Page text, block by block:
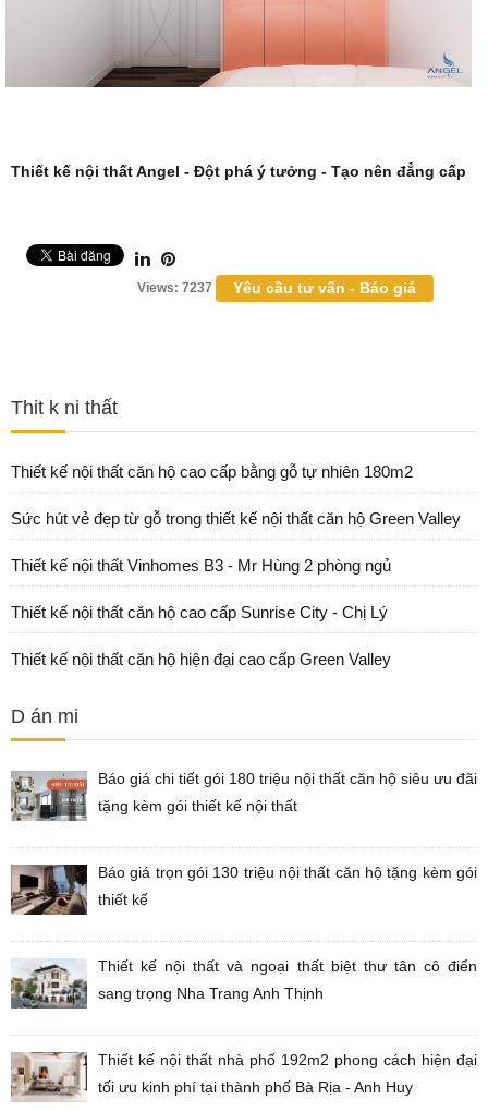
Thiết kế nội thấtAngel - Đột phá ý tưởng - Tạo nên đẳng cấp
Views: 7237 Yêu cầu tư vấn - Báo giá
Thit k ni thất
Thiết kế nội thất căn hộ cao cấp bằng gỗ tự nhiên 180m2
Sức hút vẻ đẹp từ gỗ trong thiết kế nội thất căn hộ Green Valley
Thiết kế nội thất Vinhomes B3 - Mr Hùng 2 phòng ngủ
Thiết kế nội thất căn hộ cao cấp Sunrise City - Chị Lý
Thiết kế nội thất căn hộ hiện đại cao cấp Green Valley
D án mi
Báo giá chi tiết gói 180 triệu nội thất căn hộ siêu ưu đãi
tặng kèm gói thiết kế nội thất
Báo giá trọn gói 130 triệu nội thất căn hộ tặng kèm gói
thiết kế
Thiết kế nội thất và ngoại thất biệt thư tân cô điển
sang trọng Nha Trang Anh Thịnh
Thiết kế nội thất nhà phố 192m2 phong cách hiện đại
tối ưu kinh phí tại thành phố Bà Rịa - Anh Huy